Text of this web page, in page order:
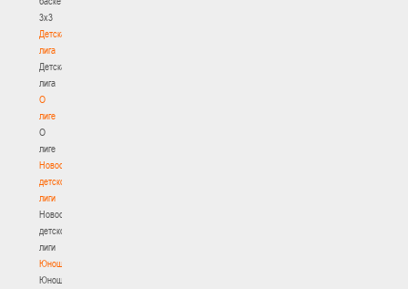
3х3
Детская
лига
Детская
лига
О
лиге
О
лиге
Новости
детской
лиги
Новости
детской
лиги
Юноши
Юноши